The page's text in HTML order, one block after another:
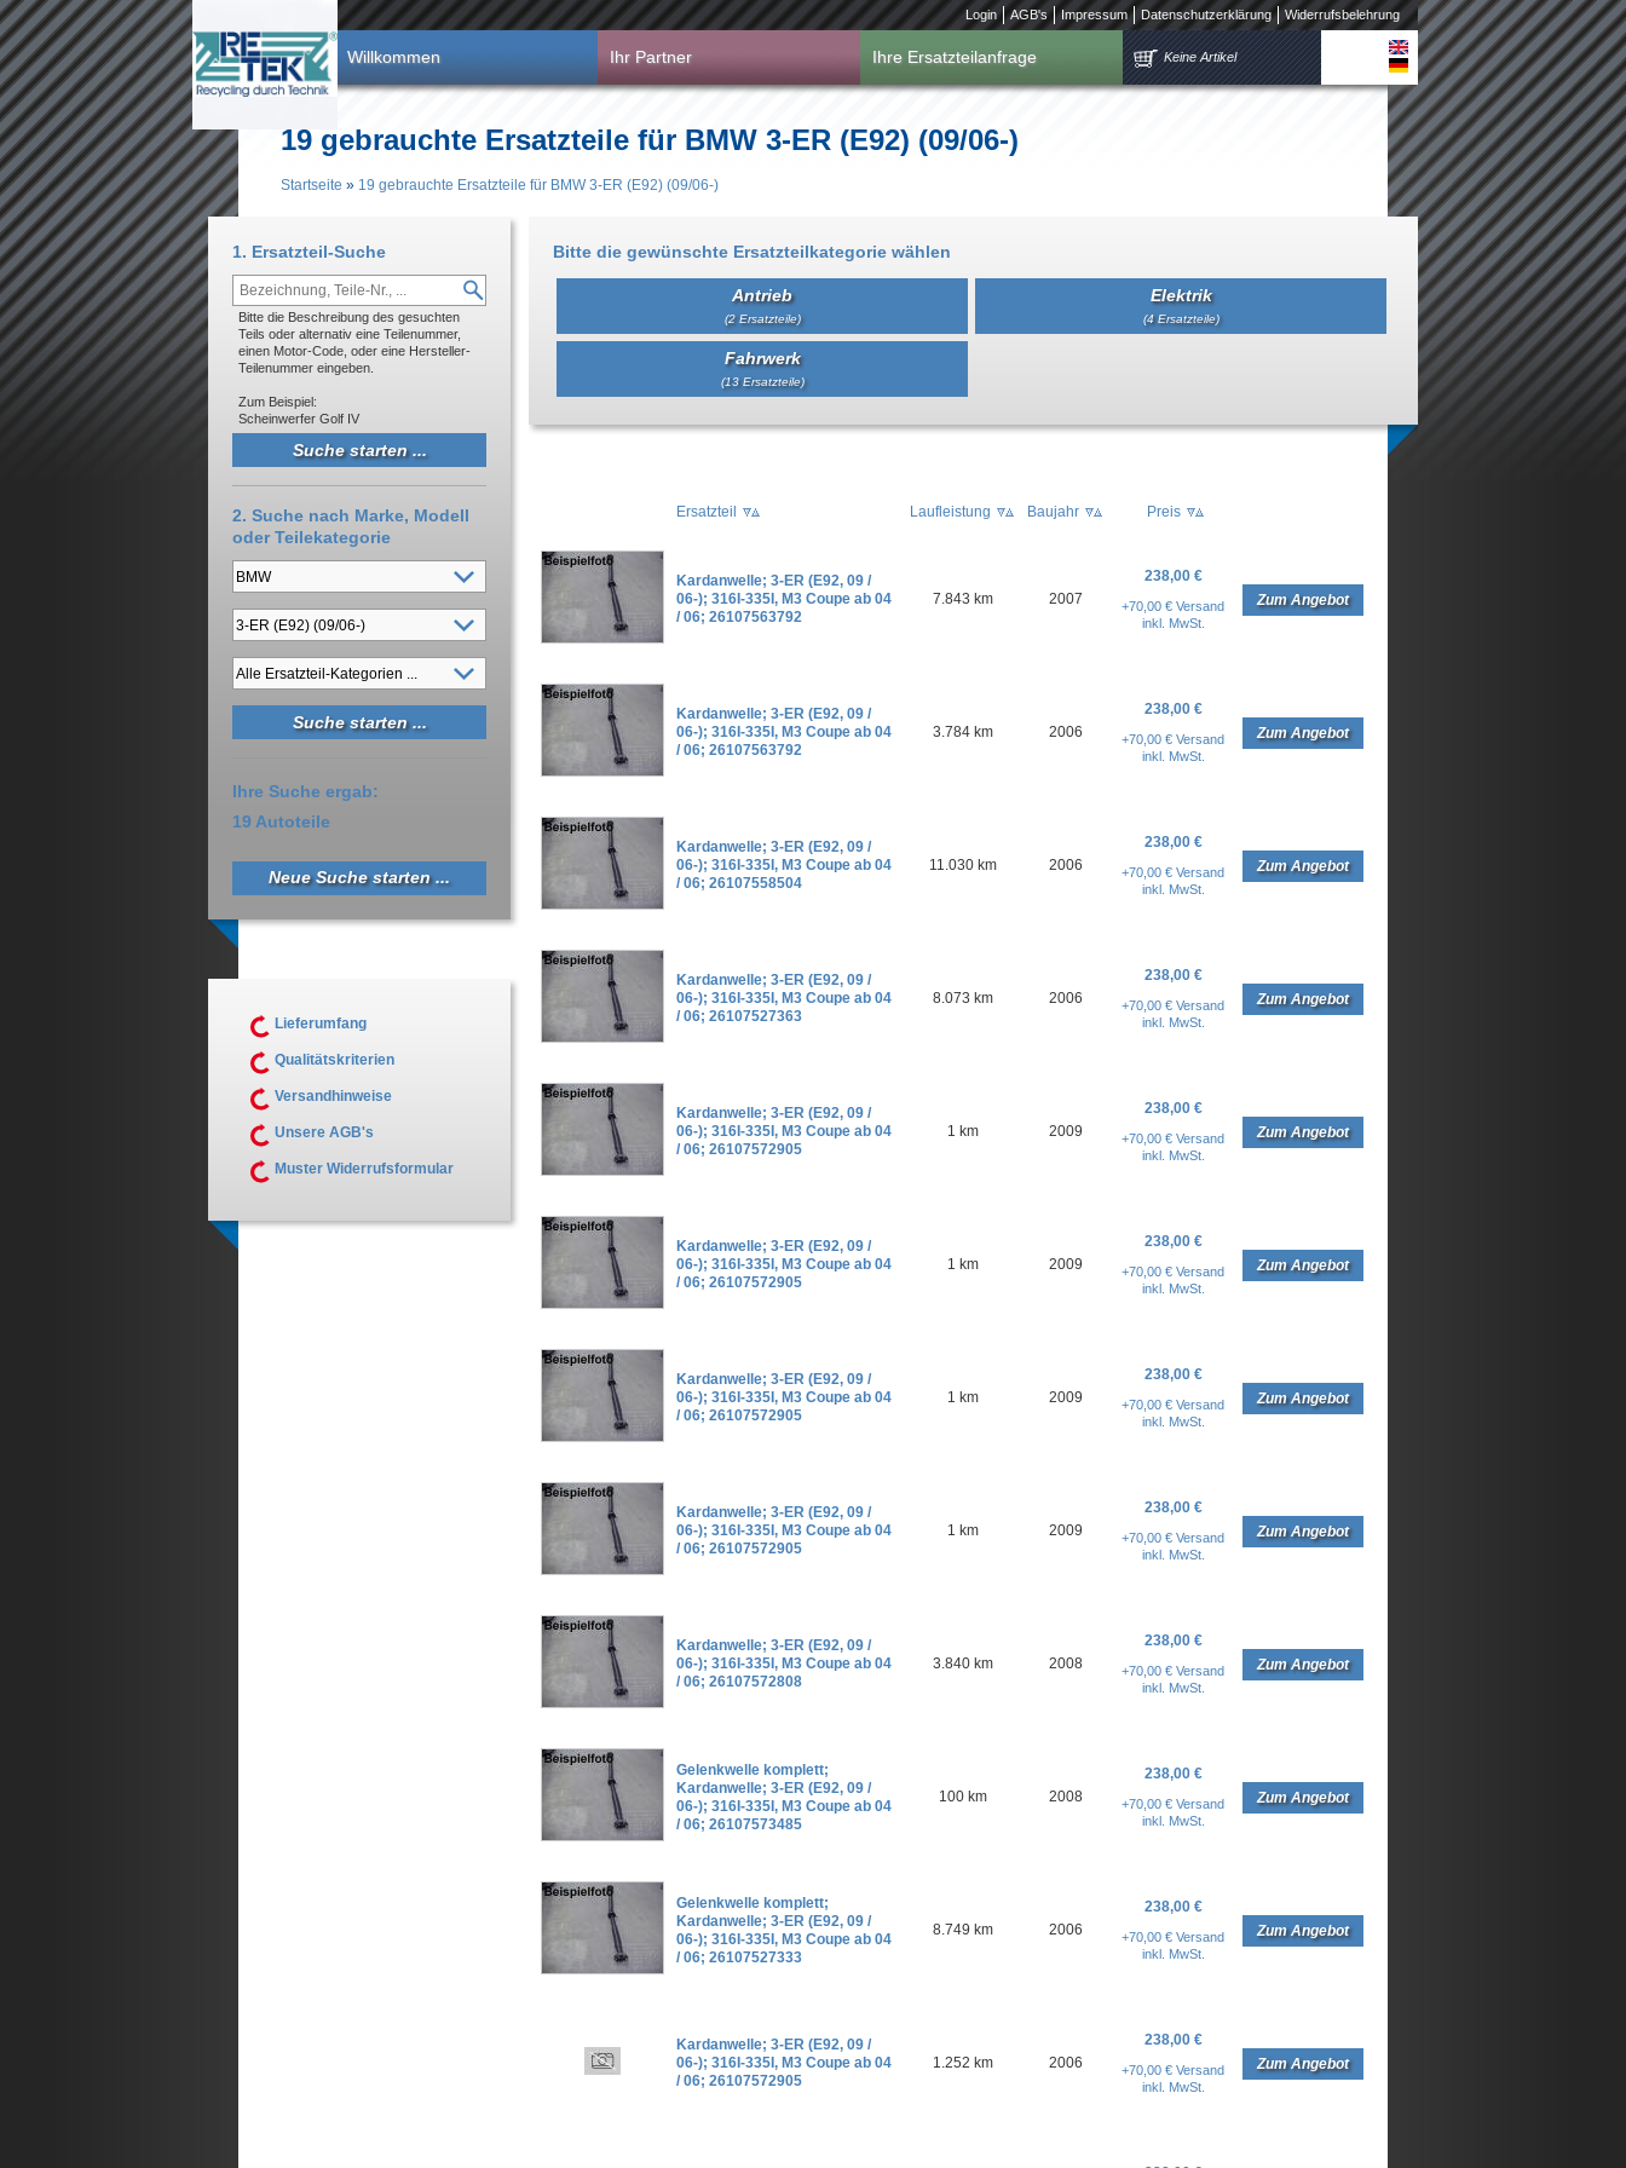
Direkt zum Inhalt Login AGB's Impressum Datenschutzerklärung Widerrufsbelehrung
Willkommen Ihr Partner Ihre Ersatzteilanfrage Keine Artikel
19 gebrauchte Ersatzteile für BMW 3-ER (E92) (09/06-)
Startseite » 19 gebrauchte Ersatzteile für BMW 3-ER (E92) (09/06-)
Bitte die gewünschte Ersatzteilkategorie wählen
Antrieb
(2 Ersatzteile)
Elektrik
(4 Ersatzteile)
Fahrwerk
(13 Ersatzteile)
Ersatzteil Laufleistung Baujahr Preis
Kardanwelle; 3-ER (E92, 09 /
06-); 316I-335I, M3 Coupe ab 04
/ 06; 26107563792
7.843 km 2007
238,00 €
+70,00 € Versand
inkl. MwSt.
Zum Angebot
Kardanwelle; 3-ER (E92, 09 /
06-); 316I-335I, M3 Coupe ab 04
/ 06; 26107563792
3.784 km 2006
238,00 €
+70,00 € Versand
inkl. MwSt.
Zum Angebot
Kardanwelle; 3-ER (E92, 09 /
06-); 316I-335I, M3 Coupe ab 04
/ 06; 26107558504
11.030 km 2006
238,00 €
+70,00 € Versand
inkl. MwSt.
Zum Angebot
Kardanwelle; 3-ER (E92, 09 /
06-); 316I-335I, M3 Coupe ab 04
/ 06; 26107527363
8.073 km 2006
238,00 €
+70,00 € Versand
inkl. MwSt.
Zum Angebot
Kardanwelle; 3-ER (E92, 09 /
06-); 316I-335I, M3 Coupe ab 04
/ 06; 26107572905
1 km 2009
238,00 €
+70,00 € Versand
inkl. MwSt.
Zum Angebot
Kardanwelle; 3-ER (E92, 09 /
06-); 316I-335I, M3 Coupe ab 04
/ 06; 26107572905
1 km 2009
238,00 €
+70,00 € Versand
inkl. MwSt.
Zum Angebot
Kardanwelle; 3-ER (E92, 09 /
06-); 316I-335I, M3 Coupe ab 04
/ 06; 26107572905
1 km 2009
238,00 €
+70,00 € Versand
inkl. MwSt.
Zum Angebot
Kardanwelle; 3-ER (E92, 09 /
06-); 316I-335I, M3 Coupe ab 04
/ 06; 26107572905
1 km 2009
238,00 €
+70,00 € Versand
inkl. MwSt.
Zum Angebot
Kardanwelle; 3-ER (E92, 09 /
06-); 316I-335I, M3 Coupe ab 04
/ 06; 26107572808
3.840 km 2008
238,00 €
+70,00 € Versand
inkl. MwSt.
Zum Angebot
Gelenkwelle komplett;
Kardanwelle; 3-ER (E92, 09 /
06-); 316I-335I, M3 Coupe ab 04
/ 06; 26107573485
100 km 2008
238,00 €
+70,00 € Versand
inkl. MwSt.
Zum Angebot
Gelenkwelle komplett;
Kardanwelle; 3-ER (E92, 09 /
06-); 316I-335I, M3 Coupe ab 04
/ 06; 26107527333
8.749 km 2006
238,00 €
+70,00 € Versand
inkl. MwSt.
Zum Angebot
Kardanwelle; 3-ER (E92, 09 /
06-); 316I-335I, M3 Coupe ab 04
/ 06; 26107572905
1.252 km 2006
238,00 €
+70,00 € Versand
inkl. MwSt.
Zum Angebot
1. Ersatzteil-Suche
Bitte die Beschreibung des gesuchten
Teils oder alternativ eine Teilenummer,
einen Motor-Code, oder eine Hersteller-
Teilenummer eingeben.
Zum Beispiel:
Scheinwerfer Golf IV
2. Suche nach Marke, Modell
oder Teilekategorie
Ihre Suche ergab:
19 Autoteile
Neue Suche starten ...
Lieferumfang
Qualitätskriterien
Versandhinweise
Unsere AGB's
Muster Widerrufsformular